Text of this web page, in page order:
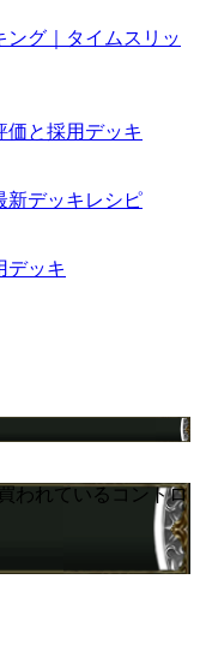
ング｜タイムスリッ
価と採用デッキ
新デッキレシピ
デッキ
われているコントロ